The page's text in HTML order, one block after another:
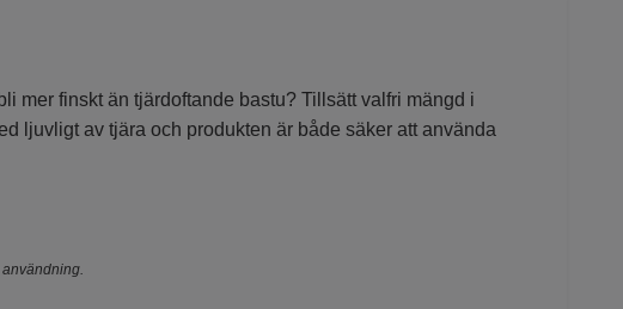
mer finskt än tjärdoftande bastu? Tillsätt valfri mängd i
ljuvligt av tjära och produkten är både säker att använda